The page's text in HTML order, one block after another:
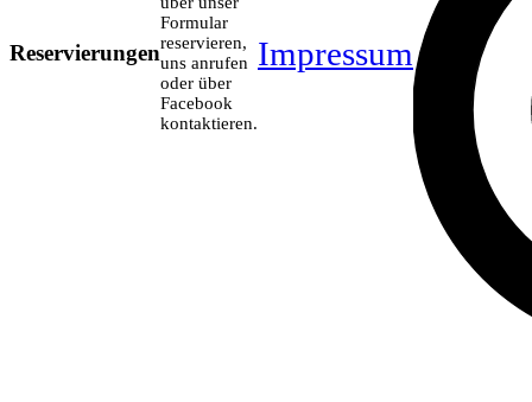
Reservierungen
Formular
reservieren,
uns anrufen
oder über
Facebook
kontaktieren.
Impressum